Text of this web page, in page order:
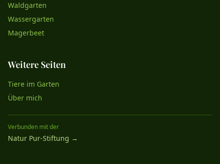
Waldgarten
Wassergarten
Magerbeet
Weitere Seiten
Tiere im Garten
Über mich
Verbunden mit der
Natur Pur-Stiftung →